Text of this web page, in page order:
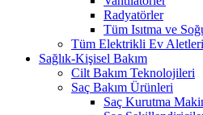
Radyatörler
Tüm Isıtma ve
Tüm Elektrikli Ev Aletleri
Sağlık-Kişisel Bakım
Cilt Bakım Teknolojileri
Saç Bakım Ürünleri
Saç Kurutma